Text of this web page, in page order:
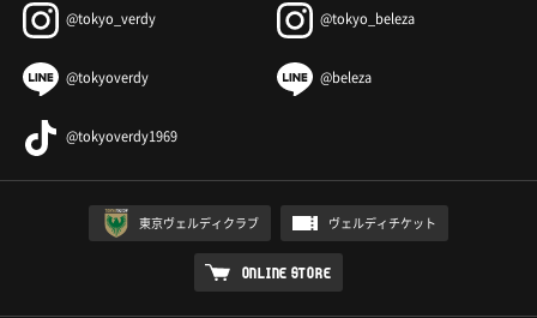
@tokyo_verdy @tokyo_beleza
@tokyoverdy @beleza
@tokyoverdy1969
東京ヴェルディクラブ ヴェルディチケット
ONLINE STORE